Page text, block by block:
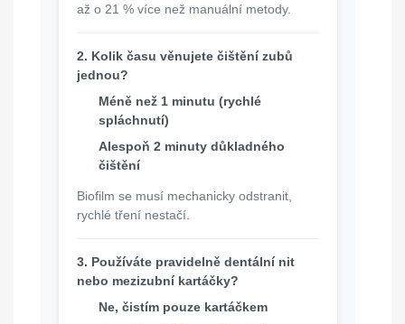
až o 21 % více než manuální metody.
2. Kolik času věnujete čištění zubů
jednou?
Méně než 1 minutu (rychlé
spláchnutí)
Alespoň 2 minuty důkladného
čištění
Biofilm se musí mechanicky odstranit,
rychlé tření nestačí.
3. Používáte pravidelně dentální nit
nebo mezizubní kartáčky?
Ne, čistím pouze kartáčkem